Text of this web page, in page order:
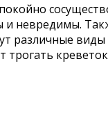
невредимы.
различные